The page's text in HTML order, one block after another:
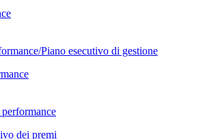
Piano esecutivo di gestione
dei premi